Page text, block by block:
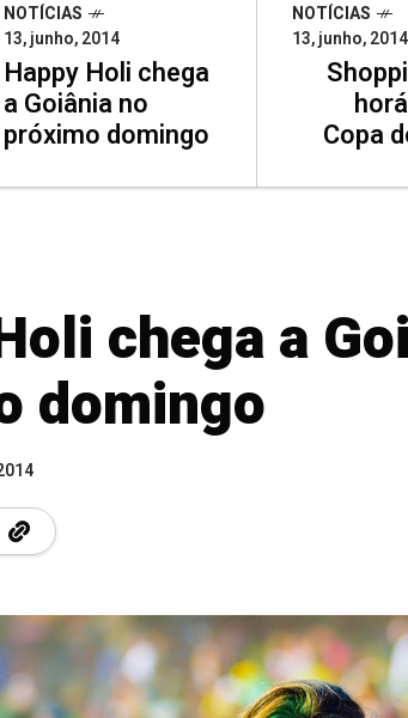
NOTÍCIAS
13, junho, 2014
Happy Holi chega
a Goiânia no
próximo domingo
NOTÍCIAS
13, junho, 2014
Copa
chega a
domingo